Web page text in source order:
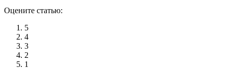
Оцените статью:
5
4
3
2
1